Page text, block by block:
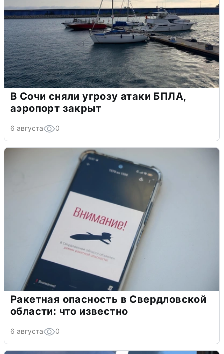
В Сочи сняли угрозу атаки БПЛА,
аэропорт закрыт
6 августа 0
Ракетная опасность в Свердловской
области: что известно
6 августа 0